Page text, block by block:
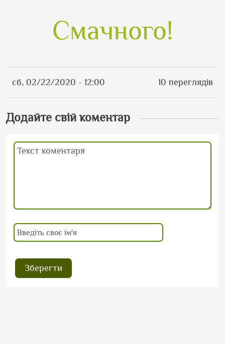
Смачного!
сб, 02/22/2020 - 12:00 10 переглядів
Додайте свій коментар